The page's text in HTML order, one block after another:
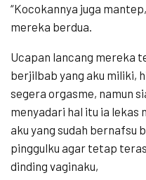
“Kocokannya juga
mereka berdua.
Ucapan lancang mereka
berjilbab yang aku miliki,
segera orgasme, namun
menyadari hal itu ia lekas
aku yang sudah bernafsu
pinggulku agar tetap
dinding vaginaku,